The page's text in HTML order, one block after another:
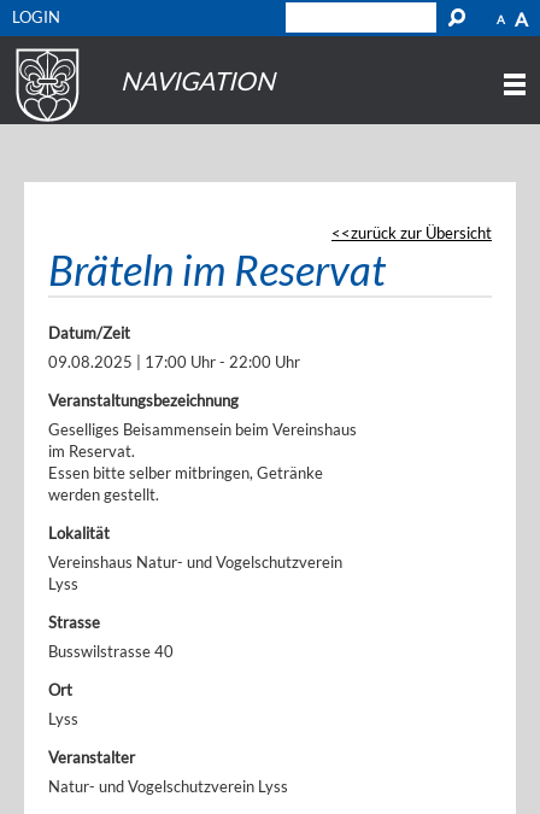
A A
LOGIN
NAVIGATION
zurück zur Übersicht
Bräteln im Reservat
Datum/Zeit
09.08.2025 | 17:00 Uhr - 22:00 Uhr
Veranstaltungsbezeichnung
Geselliges Beisammensein beim Vereinshaus
im Reservat.
Essen bitte selber mitbringen, Getränke
werden gestellt.
Lokalität
Vereinshaus Natur- und Vogelschutzverein
Lyss
Strasse
Busswilstrasse 40
Ort
Lyss
Veranstalter
Natur- und Vogelschutzverein Lyss